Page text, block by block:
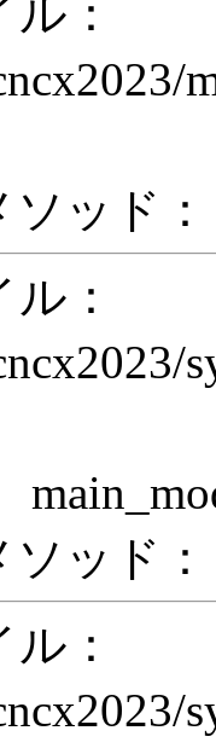
：
ッド：
：
ッド
：